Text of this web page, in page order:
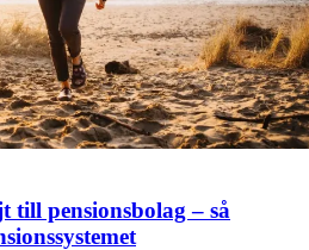
till pensionsbolag – så